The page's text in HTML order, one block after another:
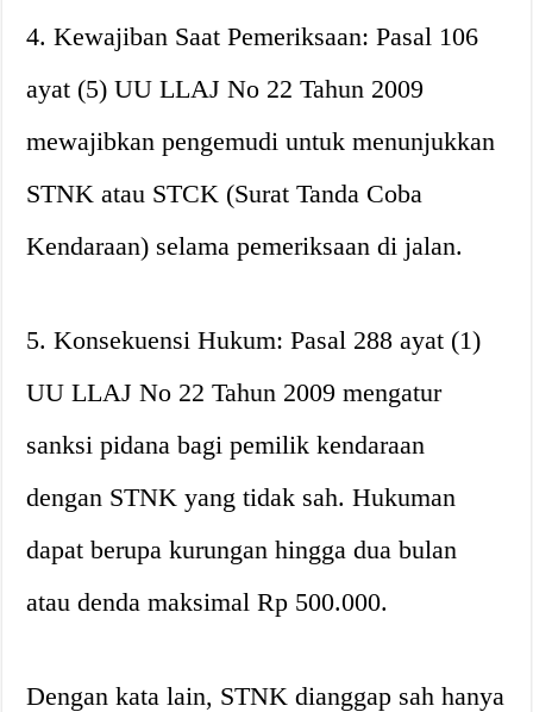
4. Kewajiban Saat Pemeriksaan: Pasal 106
ayat (5) UU LLAJ No 22 Tahun 2009
mewajibkan pengemudi untuk menunjukkan
STNK atau STCK (Surat Tanda Coba
Kendaraan) selama pemeriksaan di jalan.
5. Konsekuensi Hukum: Pasal 288 ayat (1)
UU LLAJ No 22 Tahun 2009 mengatur
sanksi pidana bagi pemilik kendaraan
dengan STNK yang tidak sah. Hukuman
dapat berupa kurungan hingga dua bulan
atau denda maksimal Rp 500.000.
Dengan kata lain, STNK dianggap sah hanya